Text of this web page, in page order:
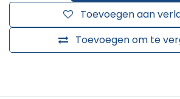
Toevoegen om te
Toevoegen aan